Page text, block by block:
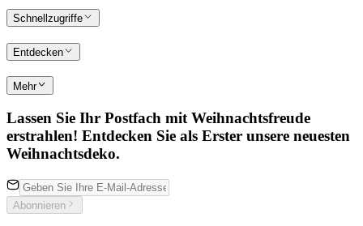
Schnellzugriffe
Entdecken
Mehr
Lassen Sie Ihr Postfach mit Weihnachtsfreude
erstrahlen! Entdecken Sie als Erster unsere neuesten
Weihnachtsdeko.
Abonnieren